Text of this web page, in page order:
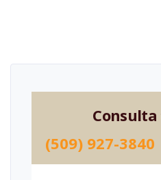
Consulta
(509) 927-3840